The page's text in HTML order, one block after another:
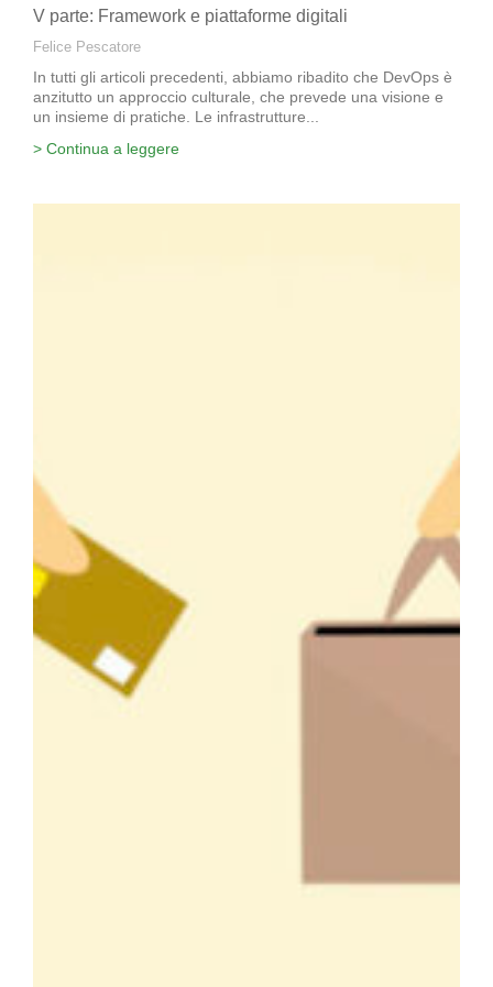
V parte: Framework e piattaforme digitali
Felice Pescatore
In tutti gli articoli precedenti, abbiamo ribadito che DevOps è
anzitutto un approccio culturale, che prevede una visione e
un insieme di pratiche. Le infrastrutture...
> Continua a leggere